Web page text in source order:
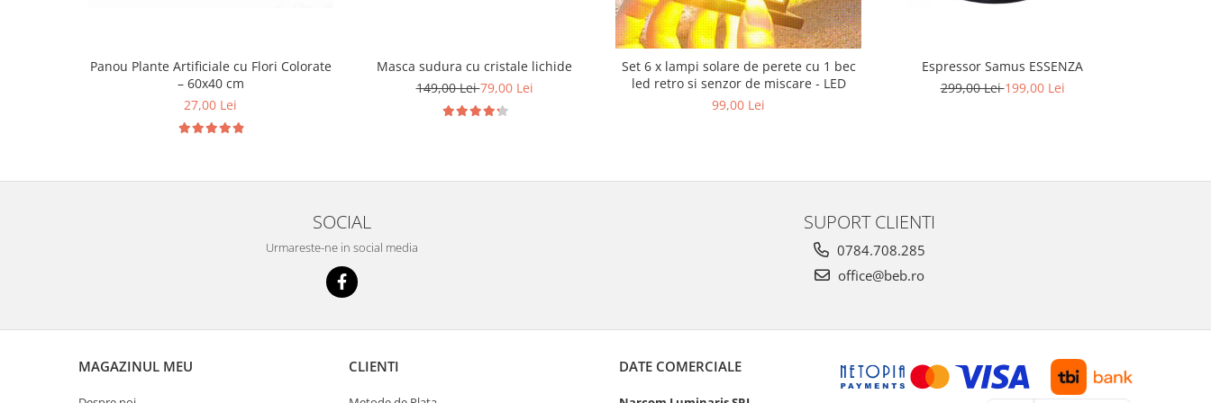
Panou Plante Artificiale cu Flori Colorate
– 60x40 cm
27,00 Lei
Masca sudura cu cristale lichide
149,00 Lei79,00 Lei
Set 6 x lampi solare de perete cu 1 bec
led retro si senzor de miscare - LED
99,00 Lei
Espressor Samus ESSENZA
299,00 Lei199,00 Lei
SOCIAL
Urmareste-ne in social media
SUPORT CLIENTI
0784.708.285
office@beb.ro
MAGAZINUL MEU CLIENTI DATE COMERCIALE